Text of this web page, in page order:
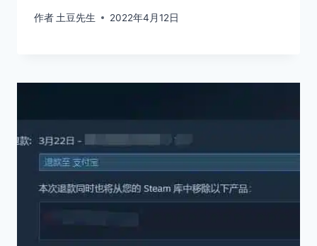
作者 土豆先生 2022年4月12日